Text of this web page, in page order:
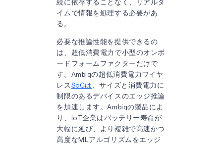
続に依存することなく、リアルタ
イムで情報を処理する必要があ
る。
必要な推論性能を提供できるの
は、超低消費電力で小型のオンボ
ードフォームファクターだけで
す。Ambiqの超低消費電力ワイヤ
レスSoCは
、サイズと消費電力に
制限のあるデバイスのエッジ推論
を加速します。Ambiqの製品によ
り、IoT企業はバッテリー寿命が
大幅に延び、より複雑で高速かつ
高度なMLアルゴリズムをエッジ